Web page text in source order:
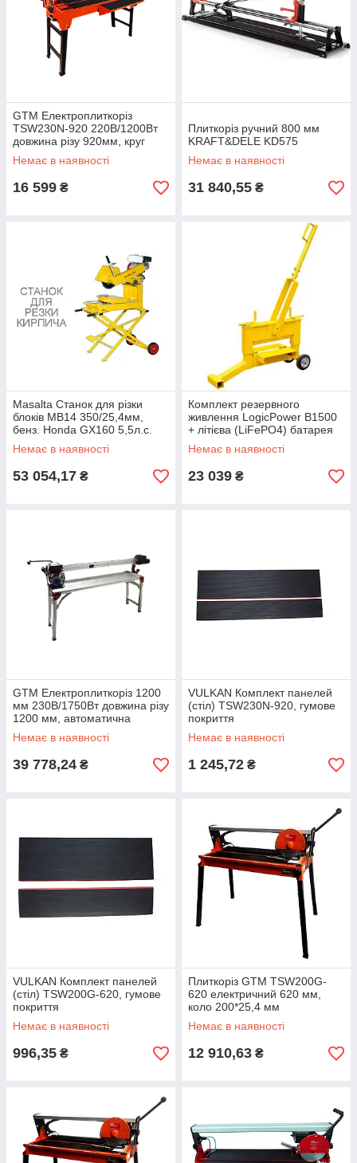
GTM Електроплиткоріз
TSW230N-920 220В/1200Вт
довжина різу 920мм, круг
230*25,4мм
Немає в наявності
16 599 ₴
Плиткоріз ручний 800 мм
KRAFT&DELE KD575
Немає в наявності
31 840,55 ₴
Masalta Станок для різки
блоків MB14 350/25,4мм,
бенз. Honda GX160 5,5л.с.
(без диска)
Немає в наявності
53 054,17 ₴
Комплект резервного
живлення LogicPower B1500
+ літієва (LiFePO4) батарея
1280Wh
Немає в наявності
23 039 ₴
GTM Електроплиткоріз 1200
мм 230В/1750Вт довжина різу
1200 мм, автоматична
подача
Немає в наявності
39 778,24 ₴
VULKAN Комплект панелей
(стіл) TSW230N-920, гумове
покриття
Немає в наявності
1 245,72 ₴
VULKAN Комплект панелей
(стіл) TSW200G-620, гумове
покриття
Немає в наявності
996,35 ₴
Плиткоріз GTM TSW200G-
620 електричний 620 мм,
коло 200*25,4 мм
Немає в наявності
12 910,63 ₴